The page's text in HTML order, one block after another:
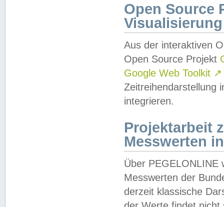
Open Source
Visualisierung
Aus der interaktiven
Open Source Projekt
Google Web Toolkit ↗
Zeitreihendarstellung
integrieren.
Projektarbeit
Messwerten
Über PEGELONLINE
Messwerten der
derzeit klassische